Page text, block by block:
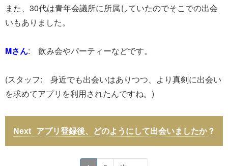
また、30代は青年会議所に所属していたのでそこでの出会
いもありました。
Mさん: 飲み会やパーティーなどです。
(スタッフ: 身近でも出会いはありつつ、より真剣に出会い
を求めてアプリを利用されたんですね。)
アプリ登録後、どのようにして出会いましたか？